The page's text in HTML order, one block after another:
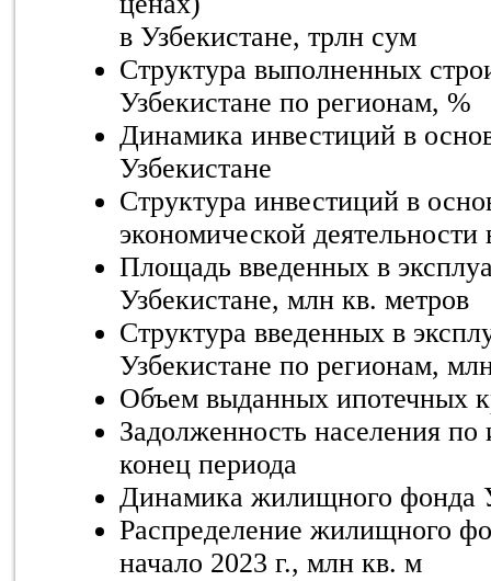
в Узбекистане, трлн сум
Структура выполненных
Узбекистане по регионам, %
Динамика инвестиций в
Узбекистане
Структура инвестиций в
экономической деятельности
Площадь введенных в
Узбекистане, млн кв. метров
Структура введенных в
Узбекистане по регионам,
Объем выданных ипотечных
Задолженность населения
конец периода
Динамика жилищного фонда
Распределение жилищного
начало 2023 г., млн кв. м